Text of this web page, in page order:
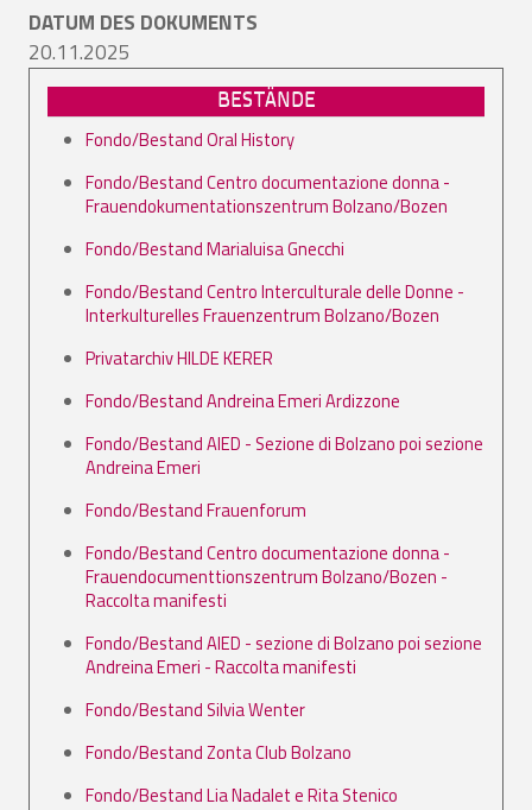
DATUM DES DOKUMENTS
20.11.2025
BESTÄNDE
Fondo/Bestand Oral History
Fondo/Bestand Centro documentazione donna -
Frauendokumentationszentrum Bolzano/Bozen
Fondo/Bestand Marialuisa Gnecchi
Fondo/Bestand Centro Interculturale delle Donne -
Interkulturelles Frauenzentrum Bolzano/Bozen
Privatarchiv HILDE KERER
Fondo/Bestand Andreina Emeri Ardizzone
Fondo/Bestand AIED - Sezione di Bolzano poi sezione
Andreina Emeri
Fondo/Bestand Frauenforum
Fondo/Bestand Centro documentazione donna -
Frauendocumenttionszentrum Bolzano/Bozen -
Raccolta manifesti
Fondo/Bestand AIED - sezione di Bolzano poi sezione
Andreina Emeri - Raccolta manifesti
Fondo/Bestand Silvia Wenter
Fondo/Bestand Zonta Club Bolzano
Fondo/Bestand Lia Nadalet e Rita Stenico